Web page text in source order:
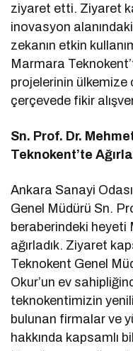
ziyaret etti. Ziyaret
inovasyon
zekanın etkin
Marmara
projelerinin ülkemize
çerçevede fikir
Sn. Prof. Dr.
Teknokent’te
Ankara Sanayi
Genel Müdürü Sn.
beraberindeki heyeti
ağırladık. Ziyaret
Teknokent Genel
Okur’un ev
teknokentimizin
bulunan firmalar ve
hakkında kapsamlı